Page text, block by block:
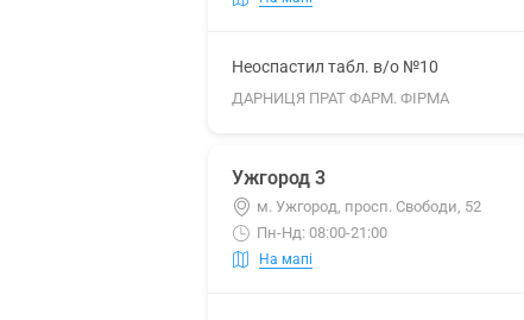
Неоспастил табл. в/о №10
ДАРНИЦЯ ПРАТ ФАРМ. ФІРМА
Ужгород 3
м. Ужгород, просп. Свободи, 52
Пн-Нд: 08:00-21:00
На мапі